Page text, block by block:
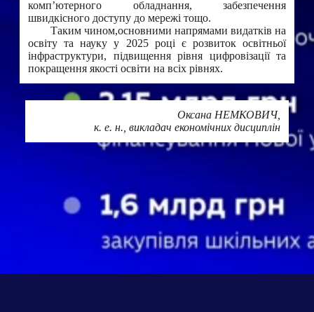
комп’ютерного обладнання, забезпечення
швидкісного доступу до мережі тощо.
Таким чином,основними напрямами видатків на
освіту та науку у 2025 році є розвиток освітньої
інфраструктури, підвищення рівня цифровізації та
покращення якості освіти на всіх рівнях.
Оксана НЕМКОВИЧ,
к. е. н., викладач економічних дисциплін
ПОШИРИТИ В МЕРЕЖАХ: